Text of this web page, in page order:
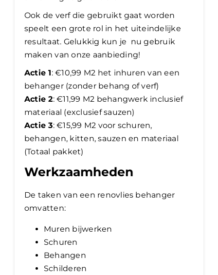
Ook de verf die gebruikt gaat worden
speelt een grote rol in het uiteindelijke
resultaat. Gelukkig kun je nu gebruik
maken van onze aanbieding!
Actie 1: €10,99 M2 het inhuren van een
behanger (zonder behang of verf)
Actie 2: €11,99 M2 behangwerk inclusief
materiaal (exclusief sauzen)
Actie 3: €15,99 M2 voor schuren,
behangen, kitten, sauzen en materiaal
(Totaal pakket)
Werkzaamheden
De taken van een renovlies behanger
omvatten:
Muren bijwerken
Schuren
Behangen
Schilderen